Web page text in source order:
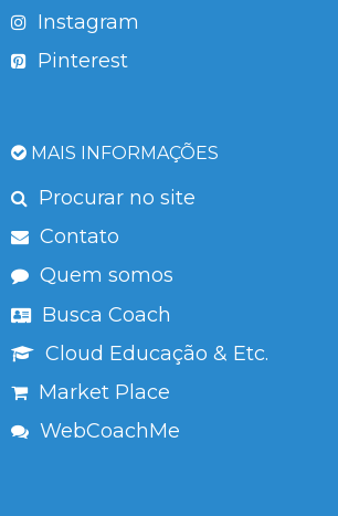
Instagram
Pinterest
MAIS INFORMAÇÕES
Procurar no site
Contato
Quem somos
Busca Coach
Cloud Educação & Etc.
Market Place
WebCoachMe